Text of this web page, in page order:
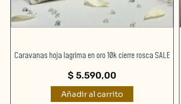
Caravanas hoja lagrima en oro 10k cierre rosca SALE
$ 5.590,00
Añadir al carrito